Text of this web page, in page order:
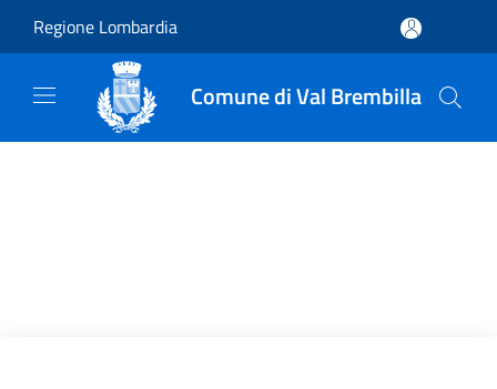
Regione Lombardia
Comune di Val Brembilla